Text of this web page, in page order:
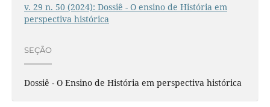
v. 29 n. 50 (2024): Dossiê - O ensino de História em
perspectiva histórica
SEÇÃO
Dossiê - O Ensino de História em perspectiva histórica